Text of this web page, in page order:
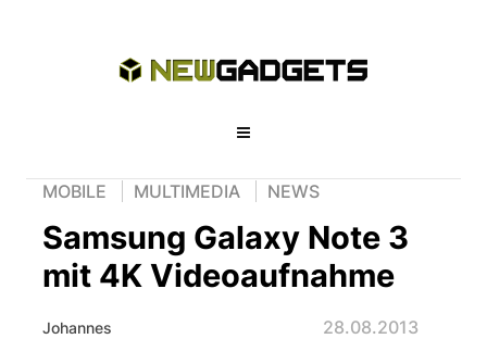
MOBILE MULTIMEDIA NEWS
Samsung Galaxy Note 3
mit 4K Videoaufnahme
Johannes 28.08.2013